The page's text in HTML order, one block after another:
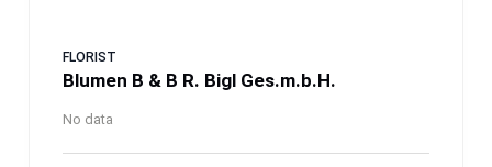
FLORIST
Blumen B & B R. Bigl Ges.m.b.H.
No data